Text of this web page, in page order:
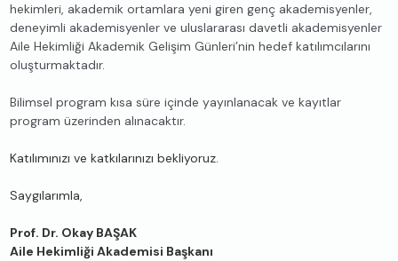
hekimleri, akademik ortamlara yeni giren genç akademisyenler,
deneyimli akademisyenler ve uluslararası davetli akademisyenler
Aile Hekimliği Akademik Gelişim Günleri’nin hedef katılımcılarını
oluşturmaktadır.
Bilimsel program kısa süre içinde yayınlanacak ve kayıtlar
program üzerinden alınacaktır.
Katılımınızı ve katkılarınızı bekliyoruz.
Saygılarımla,
Prof. Dr. Okay BAŞAK
Aile Hekimliği Akademisi Başkanı